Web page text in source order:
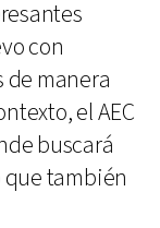
con
de manera
el AEC
buscará
también